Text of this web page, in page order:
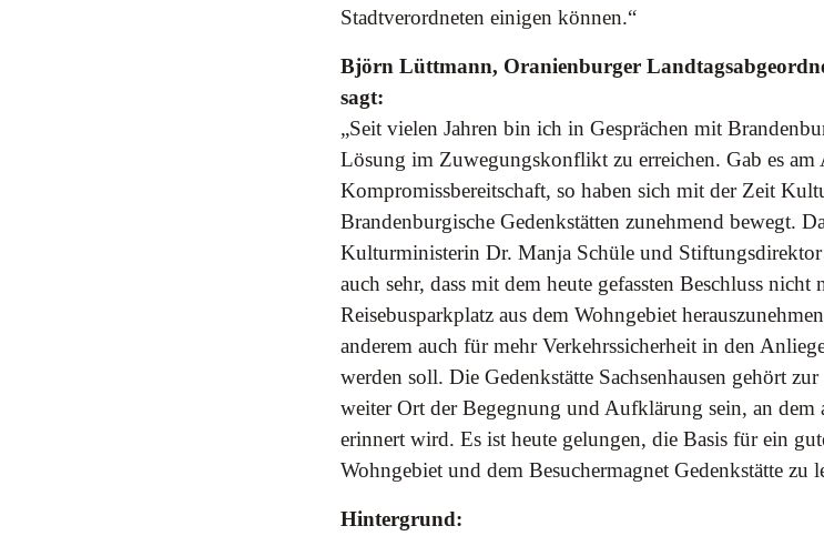
Stadtverordneten einigen können.“
Björn Lüttmann, Oranienburger
sagt:
„Seit vielen Jahren bin ich in Gesprächen mit
Lösung im Zuwegungskonflikt zu erreichen. Gab es am
Kompromissbereitschaft, so haben sich mit der Zeit
Brandenburgische Gedenkstätten zunehmend bewegt.
Kulturministerin Dr. Manja Schüle und
auch sehr, dass mit dem heute gefassten Beschluss
Reisebusparkplatz aus dem Wohngebiet
anderem auch für mehr Verkehrssicherheit in den
werden soll. Die Gedenkstätte Sachsenhausen gehört
weiter Ort der Begegnung und Aufklärung sein, an dem
erinnert wird. Es ist heute gelungen, die Basis für ein
Wohngebiet und dem Besuchermagnet Gedenkstätte zu
Hintergrund: